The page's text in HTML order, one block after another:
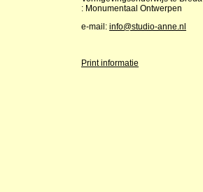
: Monumentaal Ontwerpen
e-mail: info@studio-anne.nl
Print informatie